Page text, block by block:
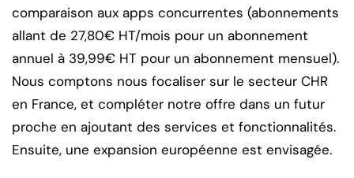
comparaison aux apps concurrentes (abonnements
allant de 27,80€ HT/mois pour un abonnement
annuel à 39,99€ HT pour un abonnement mensuel).
Nous comptons nous focaliser sur le secteur CHR
en France, et compléter notre offre dans un futur
proche en ajoutant des services et fonctionnalités.
Ensuite, une expansion européenne est envisagée.